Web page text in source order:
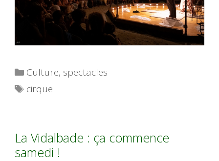
Catégories
Culture, spectacles
Étiquettes
cirque
La Vidalbade : ça commence
samedi !